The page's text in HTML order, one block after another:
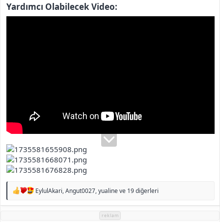
Yardımcı Olabilecek Video:
T
p
EylulAkari,Angut0027,yualineve 19 diğerleri
reklam